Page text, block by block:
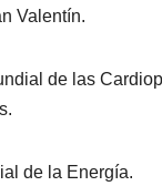
Valentín.
de las
de la Energía.